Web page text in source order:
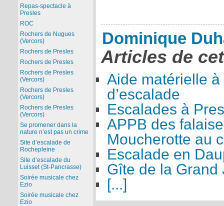
Dominique
Articles de
Aide matérielle à
d’escalade
Escalades à
APPB des
Moucherotte au
Escalade en
Gîte de la Grand
[...]
Repas-spectacle à
Presles
ROC
Rochers de Nugues
(Vercors)
Rochers de Presles
Rochers de Presles
Rochers de Presles
(Vercors)
Rochers de Presles
(Vercors)
Rochers de Presles
(Vercors)
Se promener dans la
nature n’est pas un crime
Site d’escalade de
Rochepleine
Site d’escalade du
Luisset (St-Pancrasse)
Soirée musicale chez
Ezio
Soirée musicale chez
Ezio